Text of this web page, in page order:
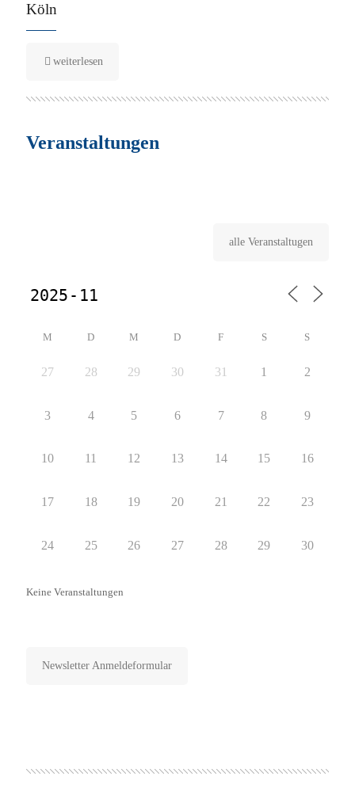
Köln
weiterlesen
Veranstaltungen
alle Veranstaltugen
M D M D F S S
27 28 29 30 31 1 2
3 4 5 6 7 8 9
10 11 12 13 14 15 16
17 18 19 20 21 22 23
24 25 26 27 28 29 30
Keine Veranstaltungen
Newsletter Anmeldeformular